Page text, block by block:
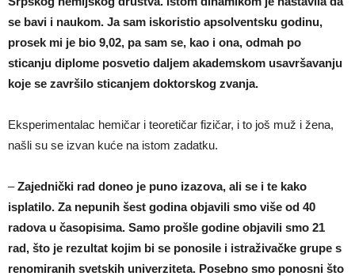
se bavi i naukom. Ja sam iskoristio apsolventsku godinu,
prosek mi je bio 9,02, pa sam se, kao i ona, odmah po
sticanju diplome posvetio daljem akademskom usavršavanju
koje se završilo sticanjem doktorskog zvanja.
Eksperimentalac hemičar i teoretičar fizičar, i to još muž i žena,
našli su se izvan kuće na istom zadatku.
–Zajednički rad doneo je puno izazova, ali se i te kako
isplatilo. Za nepunih šest godina objavili smo više od 40
radova u časopisima. Samo prošle godine objavili smo 21
rad, što je rezultat kojim bi se ponosile i istraživačke grupe s
renomiranih svetskih univerziteta. Posebno smo ponosni što